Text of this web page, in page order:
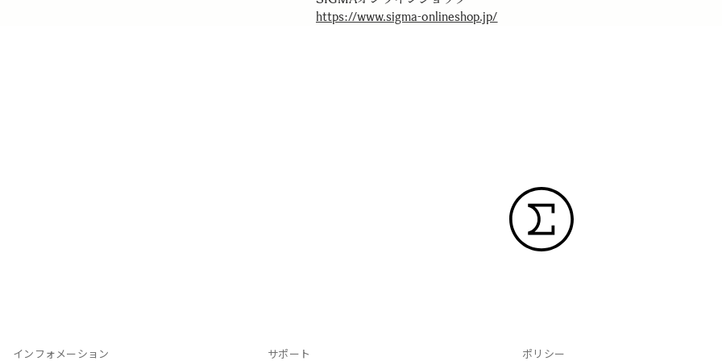
https://www.sigma-onlineshop.jp/
インフォメーション サポート ポリシー